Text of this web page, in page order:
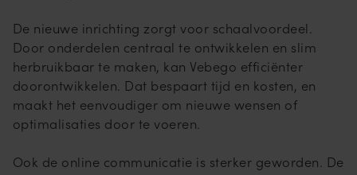
De nieuwe inrichting zorgt voor schaalvoordeel.
Door onderdelen centraal te ontwikkelen en slim
herbruikbaar te maken, kan Vebego efficiënter
doorontwikkelen. Dat bespaart tijd en kosten, en
maakt het eenvoudiger om nieuwe wensen of
optimalisaties door te voeren.
Ook de online communicatie is sterker geworden. De